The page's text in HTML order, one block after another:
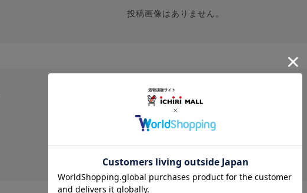
投稿画像はありません。
レビューはありません。